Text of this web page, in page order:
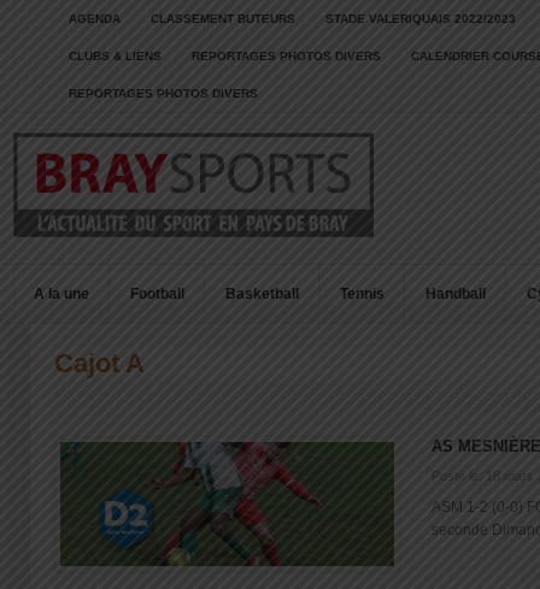
AGENDA CLASSEMENT BUTEURS STADE VALERIQUAIS 2022/2023
CLUBS & LIENS REPORTAGES PHOTOS DIVERS CALENDRIER
REPORTAGES PHOTOS DIVERS
A la une Football Basketball Tennis Handball
Cajot A
AS
Posté le: 18 mars
ASM 1-2 (0-0)
seconde